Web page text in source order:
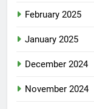
February 2025
January 2025
December 2024
November 2024